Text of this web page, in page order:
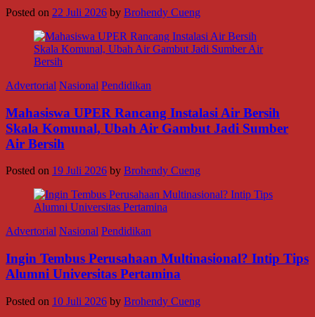
Posted on 22 Juli 2026 by Brohendy Cueng
Advertorial Nasional Pendidikan
Mahasiswa UPER Rancang Instalasi Air Bersih
Skala Komunal, Ubah Air Gambut Jadi Sumber
Air Bersih
Posted on 19 Juli 2026 by Brohendy Cueng
Advertorial Nasional Pendidikan
Ingin Tembus Perusahaan Multinasional? Intip Tips
Alumni Universitas Pertamina
Posted on 10 Juli 2026 by Brohendy Cueng